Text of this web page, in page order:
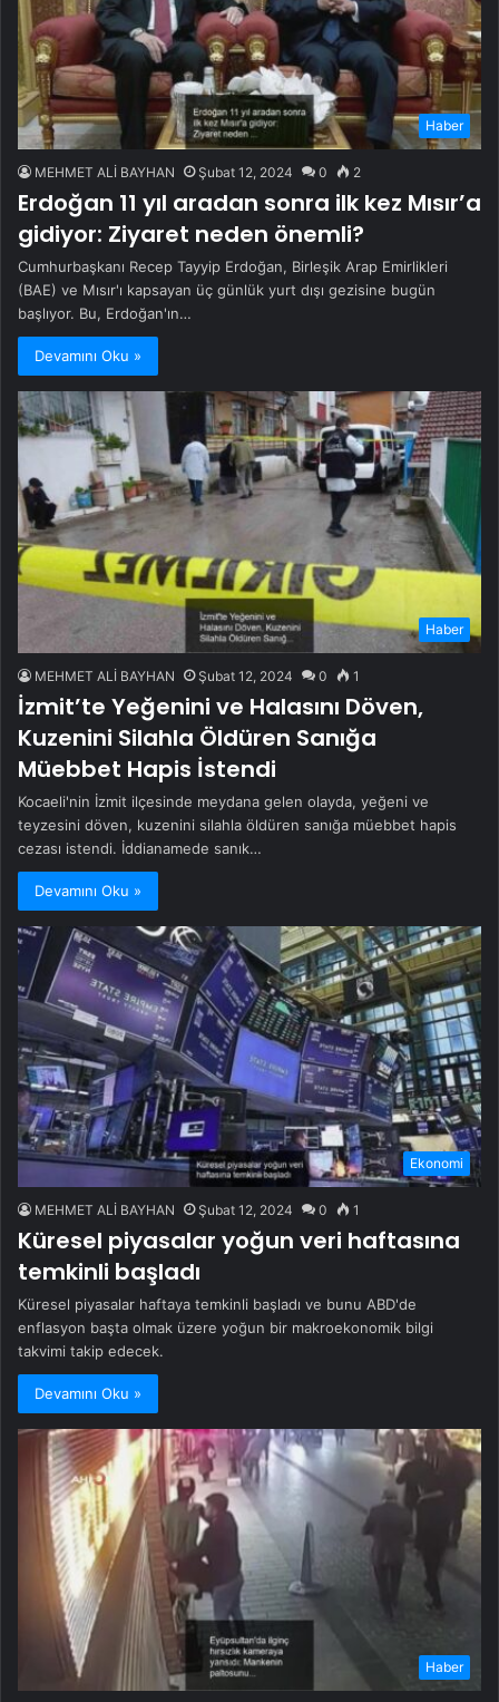
Haber
MEHMET ALİ BAYHAN Şubat 12, 2024 0 2
Erdoğan 11 yıl aradan sonra ilk kez Mısır’a
gidiyor: Ziyaret neden önemli?
Cumhurbaşkanı Recep Tayyip Erdoğan, Birleşik Arap Emirlikleri
(BAE) ve Mısır'ı kapsayan üç günlük yurt dışı gezisine bugün
başlıyor. Bu, Erdoğan'ın…
Devamını Oku »
Haber
MEHMET ALİ BAYHAN Şubat 12, 2024 0 1
İzmit’te Yeğenini ve Halasını Döven,
Kuzenini Silahla Öldüren Sanığa
Müebbet Hapis İstendi
Kocaeli'nin İzmit ilçesinde meydana gelen olayda, yeğeni ve
teyzesini döven, kuzenini silahla öldüren sanığa müebbet hapis
cezası istendi. İddianamede sanık…
Devamını Oku »
Ekonomi
MEHMET ALİ BAYHAN Şubat 12, 2024 0 1
Küresel piyasalar yoğun veri haftasına
temkinli başladı
Küresel piyasalar haftaya temkinli başladı ve bunu ABD'de
enflasyon başta olmak üzere yoğun bir makroekonomik bilgi
takvimi takip edecek.
Devamını Oku »
Haber